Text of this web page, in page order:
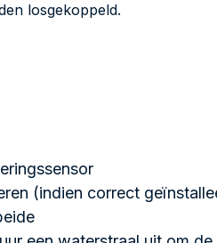
losgekoppeld.
(indien correct